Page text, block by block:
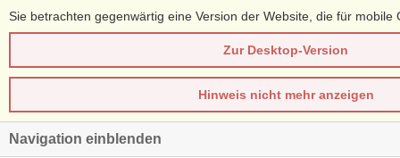
Sie betrachten gegenwärtig eine Version der Website, die für mobile
Zur Desktop-Version
Hinweis nicht mehr anzeigen
Navigation einblenden